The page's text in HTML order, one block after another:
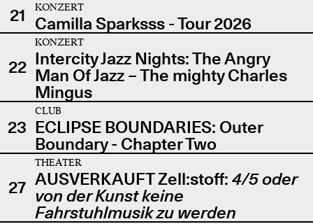
21
KONZERT
Camilla Sparksss - Tour 2026
22
KONZERT
Intercity Jazz Nights: The Angry
Man Of Jazz – The mighty Charles
Mingus
23
CLUB
ECLIPSE BOUNDARIES: Outer
Boundary - Chapter Two
27
THEATER
AUSVERKAUFT Zell:stoff: 4/5 oder
von der Kunst keine
Fahrstuhlmusik zu werden